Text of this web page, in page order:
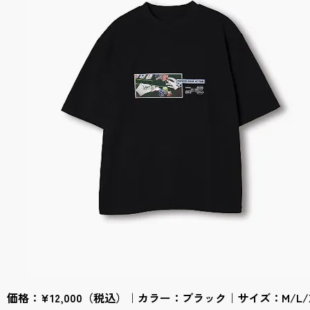
価格：¥12,000（税込）｜カラー：ブラック｜サイズ：M/